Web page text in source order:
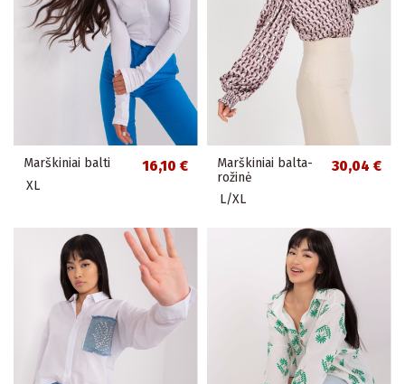
Marškiniai balti 16,10 €
XL
Marškiniai balta-
rožinė
30,04 €
L/XL